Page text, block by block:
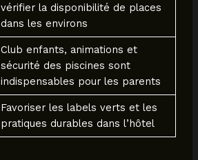
vérifier la disponibilité de places
dans les environs
Club enfants, animations et
sécurité des piscines sont
indispensables pour les parents
Favoriser les labels verts et les
pratiques durables dans l’hôtel